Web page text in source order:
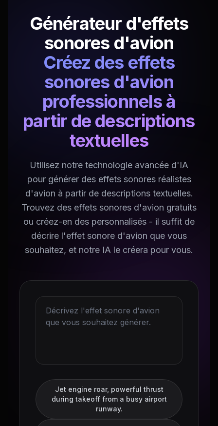
Générateur d'effets
sonores d'avion
Créez des effets
sonores d'avion
professionnels à
partir de descriptions
textuelles
Utilisez notre technologie avancée d'IA
pour générer des effets sonores réalistes
d'avion à partir de descriptions textuelles.
Trouvez des effets sonores d'avion gratuits
ou créez-en des personnalisés - il suffit de
décrire l'effet sonore d'avion que vous
souhaitez, et notre IA le créera pour vous.
Jet engine roar, powerful thrust
during takeoff from a busy airport
runway.